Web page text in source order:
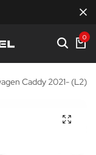
0
Caddy 2021- (L2)